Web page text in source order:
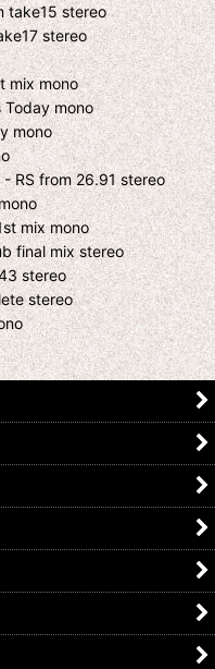
take15 stereo
stereo
mix mono
Today mono
mono
- RS from 26.91 stereo
mix mono
final mix stereo
stereo
stereo